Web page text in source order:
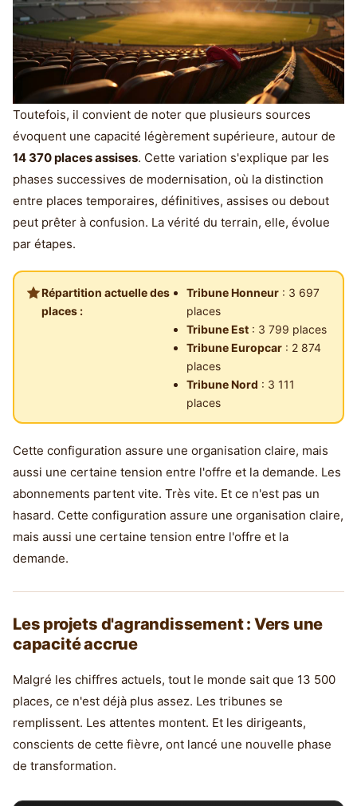
Toutefois, il convient de noter que plusieurs sources
évoquent une capacité légèrement supérieure, autour de
14 370 places assises. Cette variation s'explique par les
phases successives de modernisation, où la distinction
entre places temporaires, définitives, assises ou debout
peut prêter à confusion. La vérité du terrain, elle, évolue
par étapes.
Répartition actuelle des
places :
Tribune Honneur : 3 697
places
Tribune Est : 3 799 places
Tribune Europcar : 2 874
places
Tribune Nord : 3 111
places
Cette configuration assure une organisation claire, mais
aussi une certaine tension entre l'offre et la demande. Les
abonnements partent vite. Très vite. Et ce n'est pas un
hasard. Cette configuration assure une organisation claire,
mais aussi une certaine tension entre l'offre et la
demande.
Les projets d'agrandissement : Vers une
capacité accrue
Malgré les chiffres actuels, tout le monde sait que 13 500
places, ce n'est déjà plus assez. Les tribunes se
remplissent. Les attentes montent. Et les dirigeants,
conscients de cette fièvre, ont lancé une nouvelle phase
de transformation.